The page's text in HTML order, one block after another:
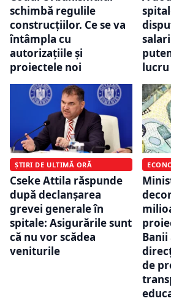
schimbă regulile
construcțiilor. Ce se va
întâmpla cu
autorizațiile și
proiectele noi
lucru
ȘTIRI DE ULTIMĂ ORĂ
Cseke Attila răspunde
după declanșarea
grevei generale în
spitale: Asigurările sunt
că nu vor scădea
veniturile
de